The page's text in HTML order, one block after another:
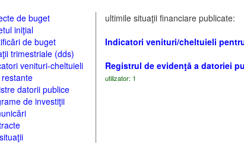
de buget
iniţial
de buget
trimestriale (dds)
venituri-cheltuieli
restante
datorii publice
de investiţii
ultimile situaţii financiare publicate:
Indicatori venituri/cheltuieli
Registrul de evidenţă a datoriei
utilizator: 1